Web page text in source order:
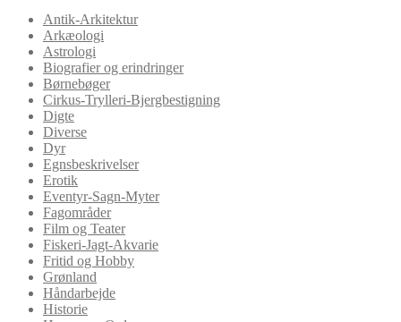
Antik-Arkitektur
Arkæologi
Astrologi
Biografier og erindringer
Børnebøger
Cirkus-Trylleri-Bjergbestigning
Digte
Diverse
Dyr
Egnsbeskrivelser
Erotik
Eventyr-Sagn-Myter
Fagområder
Film og Teater
Fiskeri-Jagt-Akvarie
Fritid og Hobby
Grønland
Håndarbejde
Historie